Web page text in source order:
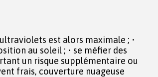
est alors maximale ; •
au soleil ; • se méfier des
un risque supplémentaire ou
frais, couverture nuageuse